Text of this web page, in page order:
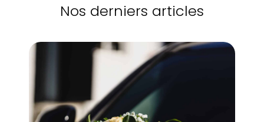
Nos derniers articles